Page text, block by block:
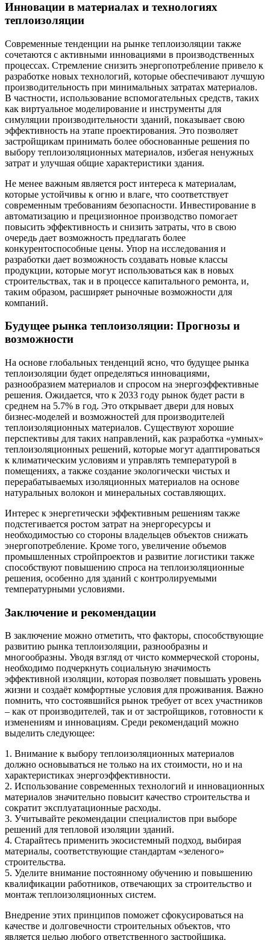
Инновации в материалах и технологиях
теплоизоляции
Современные тенденции на рынке теплоизоляции также
сочетаются с активными инновациями в производственных
процессах. Стремление снизить энергопотребление привело к
разработке новых технологий, которые обеспечивают лучшую
производительность при минимальных затратах материалов.
В частности, использование вспомогательных средств, таких
как виртуальное моделирование и инструменты для
симуляции производительности зданий, показывает свою
эффективность на этапе проектирования. Это позволяет
застройщикам принимать более обоснованные решения по
выбору теплоизоляционных материалов, избегая ненужных
затрат и улучшая общие характеристики здания.
Не менее важным является рост интереса к материалам,
которые устойчивы к огню и влаге, что соответствует
современным требованиям безопасности. Инвестирование в
автоматизацию и прецизионное производство помогает
повысить эффективность и снизить затраты, что в свою
очередь дает возможность предлагать более
конкурентоспособные цены. Упор на исследования и
разработки дает возможность создавать новые классы
продукции, которые могут использоваться как в новых
строительствах, так и в процессе капитального ремонта, и,
таким образом, расширяет рыночные возможности для
компаний.
Будущее рынка теплоизоляции: Прогнозы и
возможности
На основе глобальных тенденций ясно, что будущее рынка
теплоизоляции будет определяться инновациями,
разнообразием материалов и спросом на энергоэффективные
решения. Ожидается, что к 2033 году рынок будет расти в
среднем на 5.7% в год. Это открывает двери для новых
бизнес-моделей и возможностей для производителей
теплоизоляционных материалов. Существуют хорошие
перспективы для таких направлений, как разработка «умных»
теплоизоляционных решений, которые могут адаптироваться
к климатическим условиям и управлять температурой в
помещениях, а также создание экологически чистых и
перерабатываемых изоляционных материалов на основе
натуральных волокон и минеральных составляющих.
Интерес к энергетически эффективным решениям также
подстегивается ростом затрат на энергоресурсы и
необходимостью со стороны владельцев объектов снижать
энергопотребление. Кроме того, увеличение объемов
промышленных стройпроектов и развитие логистики также
способствуют повышению спроса на теплоизоляционные
решения, особенно для зданий с контролируемыми
температурными условиями.
Заключение и рекомендации
В заключение можно отметить, что факторы, способствующие
развитию рынка теплоизоляции, разнообразны и
многообразны. Уводя взгляд от чисто коммерческой стороны,
необходимо подчеркнуть социальную значимость
эффективной изоляции, которая позволяет повышать уровень
жизни и создаёт комфортные условия для проживания. Важно
помнить, что состоявшийся рынок требует от всех участников
– как от производителей, так и от застройщиков, готовности к
изменениям и инновациям. Среди рекомендаций можно
выделить следующее:
1. Внимание к выбору теплоизоляционных материалов
должно основываться не только на их стоимости, но и на
характеристиках энергоэффективности.
2. Использование современных технологий и инновационных
материалов значительно повысит качество строительства и
сократит эксплуатационные расходы.
3. Учитывайте рекомендации специалистов при выборе
решений для тепловой изоляции зданий.
4. Старайтесь применить экосистемный подход, выбирая
материалы, соответствующие стандартам «зеленого»
строительства.
5. Уделите внимание постоянному обучению и повышению
квалификации работников, отвечающих за строительство и
монтаж теплоизоляционных систем.
Внедрение этих принципов поможет сфокусироваться на
качестве и долговечности строительных объектов, что
является целью любого ответственного застройщика.